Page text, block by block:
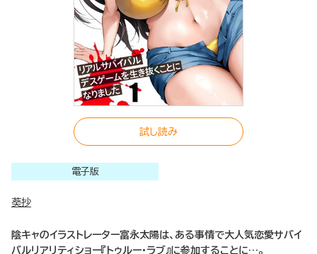
試し読み
電子版
葵抄
陰キャのイラストレーター富永太陽は、ある事情で大人気恋愛サバイ
バルリアリティショー『トゥルー・ラブ』に参加することに…。